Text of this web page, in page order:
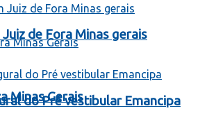
Minas Gerais
Juiz de Fora Minas gerais
do Pré vestibular Emancipa